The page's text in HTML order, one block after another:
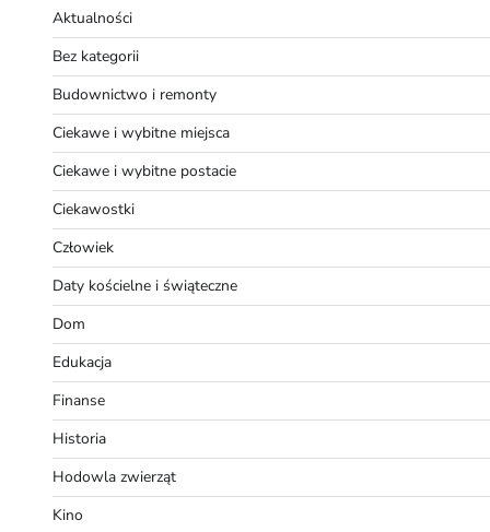
Aktualności
Bez kategorii
Budownictwo i remonty
Ciekawe i wybitne miejsca
Ciekawe i wybitne postacie
Ciekawostki
Człowiek
Daty kościelne i świąteczne
Dom
Edukacja
Finanse
Historia
Hodowla zwierząt
Kino